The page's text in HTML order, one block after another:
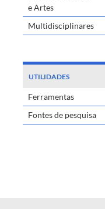
e Artes
Multidisciplinares
UTILIDADES
Ferramentas
Fontes de pesquisa